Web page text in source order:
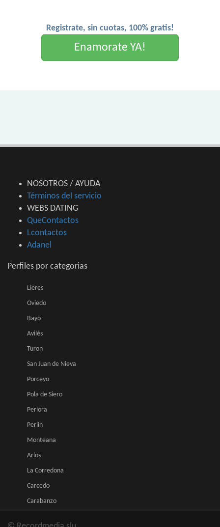
Registrate, sin cuotas, 100% gratis!
Enamorate YA!
NOSOTROS / AYUDA
Términos del servicio
WEBS DATING
QueContactos
Lcontactos
Adanel
Perfiles por categorias
Lieres
Oviedo
Bayo
Avilés
Turon
San Juan de Nieva
Porceyo
Pola de Siero
Perlora
Perlin
Monteana
Arlos
La Corredona
Carcedo
Carabanzo